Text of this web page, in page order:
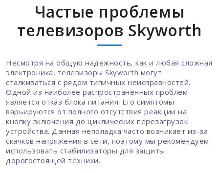
Частые проблемы
телевизоров Skyworth
Несмотря на общую надежность, как и любая сложная
электроника, телевизоры Skyworth могут
сталкиваться с рядом типичных неисправностей.
Одной из наиболее распространенных проблем
является отказ блока питания. Его симптомы
варьируются от полного отсутствия реакции на
кнопку включения до циклических перезагрузок
устройства. Данная неполадка часто возникает из-за
скачков напряжения в сети, поэтому мы рекомендуем
использовать стабилизаторы для защиты
дорогостоящей техники.